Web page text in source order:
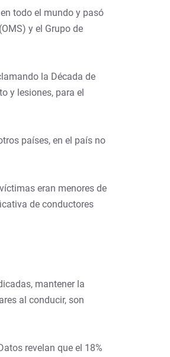
todo el mundo y pasó
y el Grupo de
la Década de
y lesiones, para el
países, en el país no
eran menores de
de conductores
mantener la
al conducir, son
revelan que el 18%